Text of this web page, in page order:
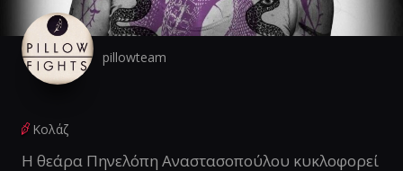
pillowteam
Κολάζ
Η θεάρα Πηνελόπη Αναστασοπούλου κυκλοφορεί